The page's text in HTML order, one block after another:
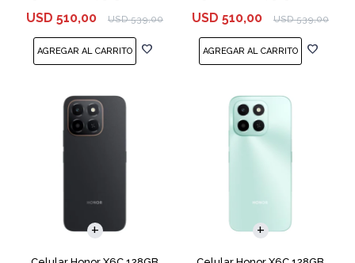
USD 510,00 USD 539,00 USD 510,00 USD 539,00
COMPARAR COMPARAR